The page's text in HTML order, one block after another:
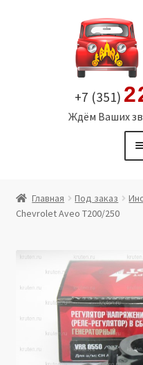
содержимому
+7 (351)
Ждём Ваших
Витрина
Мой аккаунт
Политика в отношении
данных
Производители
Главная Под заказ
Chevrolet Aveo T200/250